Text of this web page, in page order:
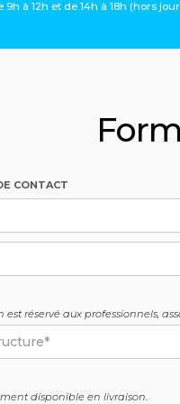
à 12h et de 14h à 18h (hors
CONTACT
est réservé aux professionnels,
disponible en livraison.